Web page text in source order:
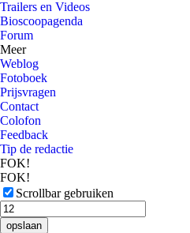
Trailers en Videos
Bioscoopagenda
Forum
Meer
Weblog
Fotoboek
Prijsvragen
Contact
Colofon
Feedback
Tip de redactie
FOK!
FOK!
Scrollbar gebruiken
opslaan